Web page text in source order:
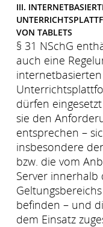
III.
VON TABLETS
§ 31 NSchG
auch eine
dürfen
sie den
entsprechen –
insbesondere
bzw. die vom
Server innerhalb
befinden – und
dem Einsatz